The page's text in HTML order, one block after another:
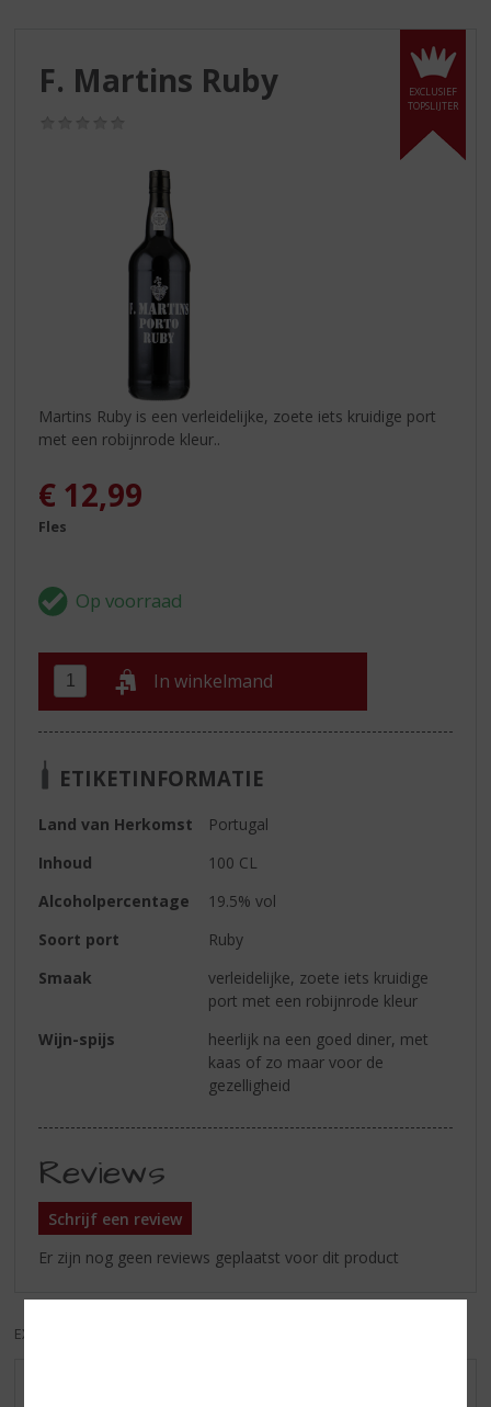
EXCLUSIEF
TOPSLIJTER
F. Martins Ruby
Martins Ruby is een verleidelijke, zoete iets kruidige port
met een robijnrode kleur..
€ 12,99
Fles
In winkelmand
ETIKETINFORMATIE
Land van Herkomst
Portugal
Inhoud
100 CL
Alcoholpercentage
19.5% vol
Soort port
Ruby
Smaak
verleidelijke, zoete iets kruidige
port met een robijnrode kleur
Wijn-spijs
heerlijk na een goed diner, met
kaas of zo maar voor de
gezelligheid
Reviews
Schrijf een review
Er zijn nog geen reviews geplaatst voor dit product
EXCL. BTW